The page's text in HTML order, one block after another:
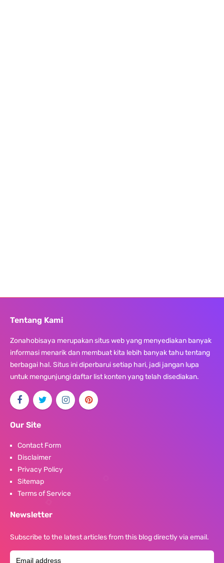
Tentang Kami
Zonahobisaya merupakan situs web yang menyediakan banyak
informasi menarik dan membuat kita lebih banyak tahu tentang
berbagai hal. Situs ini diperbarui setiap hari, jadi jangan lupa
untuk mengunjungi daftar list konten yang telah disediakan.
Our Site
Contact Form
Disclaimer
Privacy Policy
Sitemap
Terms of Service
Newsletter
Subscribe to the latest articles from this blog directly via email.